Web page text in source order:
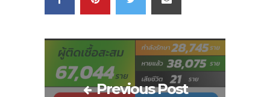
Previous Post